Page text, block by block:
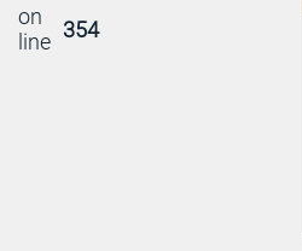
on
line 354